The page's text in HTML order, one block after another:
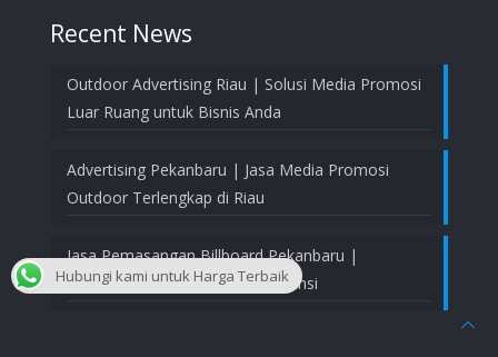
Recent News
Outdoor Advertising Riau | Solusi Media Promosi
Luar Ruang untuk Bisnis Anda
Advertising Pekanbaru | Jasa Media Promosi
Outdoor Terlengkap di Riau
Jasa Pemasangan Billboard Pekanbaru |
Profesional, Aman, dan Bergaransi
Hubungi kami untuk Harga Terbaik